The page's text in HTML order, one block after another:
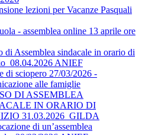
lezioni per Vacanze Pasquali
- assemblea online 13 aprile ore
di Assemblea sindacale in orario di
ANIEF
di sciopero 27/03/2026 -
alle famiglie
DI ASSEMBLEA
IN ORARIO DI
31.03.2026_GILDA
di un’assemblea